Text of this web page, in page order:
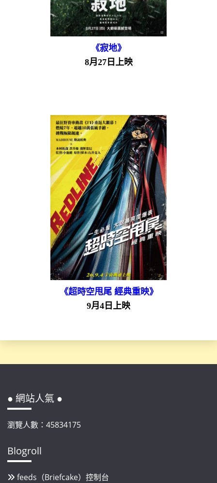
《寂地》
8月27日上映
《超時空甩尾 經典重映》
9月4日上映
● 網站人氣 ●
瀏覽人數：45834175
Blogroll
feeds（Briefcake）控制台